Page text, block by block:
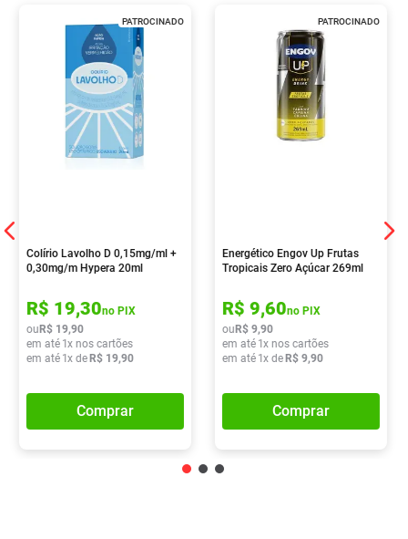
PATROCINADO
Colírio Lavolho D 0,15mg/ml +
0,30mg/m Hypera 20ml
R$ 19,30no PIX
ou R$ 19,90
em até 1x nos cartões
em até 1x de R$ 19,90
Comprar
PATROCINADO
Energético Engov Up Frutas
Tropicais Zero Açúcar 269ml
R$ 9,60no PIX
ou R$ 9,90
em até 1x nos cartões
em até 1x de R$ 9,90
Comprar